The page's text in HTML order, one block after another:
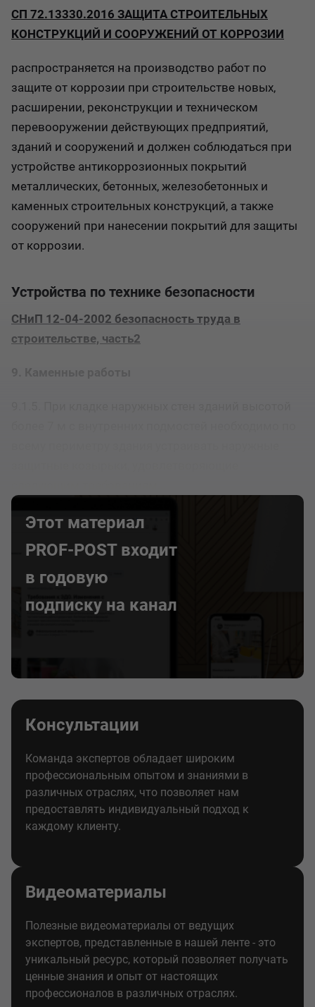
СП 72.13330.2016 ЗАЩИТА СТРОИТЕЛЬНЫХ
КОНСТРУКЦИЙ И СООРУЖЕНИЙ ОТ КОРРОЗИИ
распространяется на производство работ по
защите от коррозии при строительстве новых,
расширении, реконструкции и техническом
перевооружении действующих предприятий,
зданий и сооружений и должен соблюдаться при
устройстве антикоррозионных покрытий
металлических, бетонных, железобетонных и
каменных строительных конструкций, а также
сооружений при нанесении покрытий для защиты
от коррозии.
Устройства по технике безопасности
СНиП 12-04-2002 безопасность труда в
строительстве, часть2
Этот материал
PROF-POST входит
в годовую
подписку на канал
Консультации
Команда экспертов обладает широким
профессиональным опытом и знаниями в
различных отраслях, что позволяет нам
предоставлять индивидуальный подход к
каждому клиенту.
Видеоматериалы
Полезные видеоматериалы от ведущих
экспертов, представленные в нашей ленте - это
уникальный ресурс, который позволяет получать
ценные знания и опыт от настоящих
профессионалов в различных отраслях.